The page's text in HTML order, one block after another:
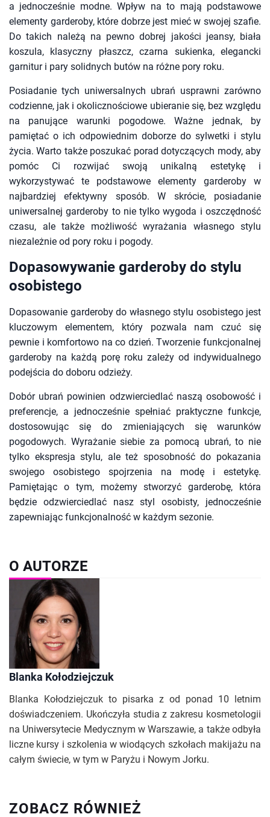
a jednocześnie modne. Wpływ na to mają podstawowe
elementy garderoby, które dobrze jest mieć w swojej szafie.
Do takich należą na pewno dobrej jakości jeansy, biała
koszula, klasyczny płaszcz, czarna sukienka, elegancki
garnitur i pary solidnych butów na różne pory roku.
Posiadanie tych uniwersalnych ubrań usprawni zarówno
codzienne, jak i okolicznościowe ubieranie się, bez względu
na panujące warunki pogodowe. Ważne jednak, by
pamiętać o ich odpowiednim doborze do sylwetki i stylu
życia. Warto także poszukać porad dotyczących mody, aby
pomóc Ci rozwijać swoją unikalną estetykę i
wykorzystywać te podstawowe elementy garderoby w
najbardziej efektywny sposób. W skrócie, posiadanie
uniwersalnej garderoby to nie tylko wygoda i oszczędność
czasu, ale także możliwość wyrażania własnego stylu
niezależnie od pory roku i pogody.
Dopasowywanie garderoby do stylu
osobistego
Dopasowanie garderoby do własnego stylu osobistego jest
kluczowym elementem, który pozwala nam czuć się
pewnie i komfortowo na co dzień. Tworzenie funkcjonalnej
garderoby na każdą porę roku zależy od indywidualnego
podejścia do doboru odzieży.
Dobór ubrań powinien odzwierciedlać naszą osobowość i
preferencje, a jednocześnie spełniać praktyczne funkcje,
dostosowując się do zmieniających się warunków
pogodowych. Wyrażanie siebie za pomocą ubrań, to nie
tylko ekspresja stylu, ale też sposobność do pokazania
swojego osobistego spojrzenia na modę i estetykę.
Pamiętając o tym, możemy stworzyć garderobę, która
będzie odzwierciedlać nasz styl osobisty, jednocześnie
zapewniając funkcjonalność w każdym sezonie.
O AUTORZE
Blanka Kołodziejczuk
Blanka Kołodziejczuk to pisarka z od ponad 10 letnim
doświadczeniem. Ukończyła studia z zakresu kosmetologii
na Uniwersytecie Medycznym w Warszawie, a także odbyła
liczne kursy i szkolenia w wiodących szkołach makijażu na
całym świecie, w tym w Paryżu i Nowym Jorku.
ZOBACZ RÓWNIEŻ